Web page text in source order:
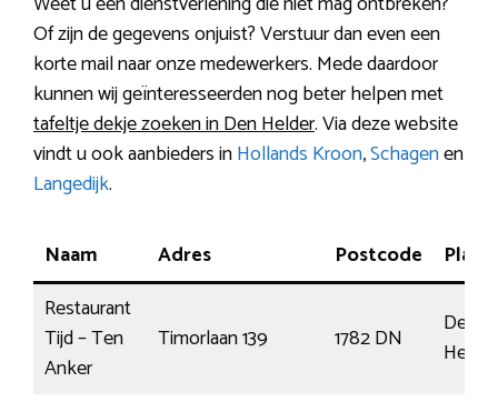
Of zijn de gegevens onjuist? Verstuur dan even een
korte mail naar onze medewerkers. Mede daardoor
kunnen wij geïnteresseerden nog beter helpen met
tafeltje dekje zoeken in Den Helder. Via deze website
vindt u ook aanbieders inHollands Kroon,Schagenen
Langedijk.
Naam Adres Postcode
Plaats
Restaurant
Tijd – Ten
Anker
Timorlaan 139 1782 DN
Den
Helder